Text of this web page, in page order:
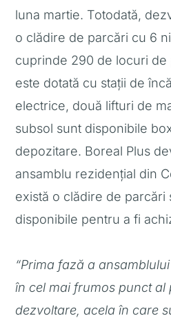
luna martie. Totodată,
o clădire de parcări cu 6
cuprinde 290 de locuri de
este dotată cu stații de
electrice, două lifturi de
subsol sunt disponibile
depozitare. Boreal Plus
ansamblu rezidențial din
există o clădire de parcări
disponibile pentru a fi
“Prima fază a
în cel mai frumos punct al
dezvoltare, acela în care